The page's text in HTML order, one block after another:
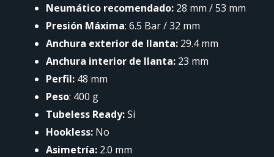
Neumático recomendado: 28 mm / 53 mm
Presión Máxima: 6.5 Bar / 32 mm
Anchura exterior de llanta: 29.4 mm
Anchura interior de llanta: 23 mm
Perfil:48 mm
Peso: 400 g
Tubeless Ready:Si
Hookless:No
Asimetría: 2.0 mm